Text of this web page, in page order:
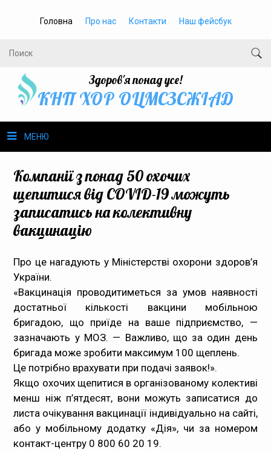
Головна Про нас Контакти Наш фейсбук
Здоров'я понад усе!
КНП ХОР ОЦМСЗСЖIАД
МЕНЮ
Громадське здоров’я
Безбар’єрність
Медпрацівникам
Карта сайта
Компанії з понад 50 охочих
щепитися від COVID-19 можуть
записатись на колективну
вакцинацію
Про це нагадують у Міністерстві охорони здоров’я
України.
«Вакцинація проводитиметься за умов наявності
достатньої кількості вакцини мобільною
бригадою, що приїде на ваше підприємство, —
зазначають у МОЗ. — Важливо, що за один день
бригада може зробити максимум 100 щеплень.
Це потрібно врахувати при подачі заявок!».
Якщо охочих щепитися в організованому колективі
менш ніж п’ятдесят, вони можуть записатися до
листа очікування вакцинації індивідуально на сайті,
або у мобільному додатку «Дія», чи за номером
контакт-центру 0 800 60 20 19.